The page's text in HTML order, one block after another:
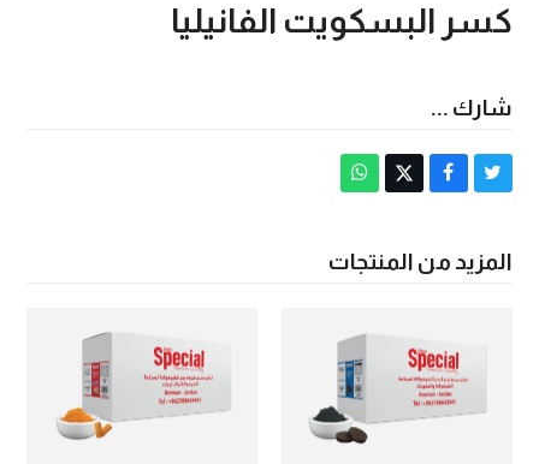
كسر البسكويت الفانيليا
شارك ...
Share
Twitter
Share
Facebook
Post
X
Share
Whatsappالمزيد من المنتجات